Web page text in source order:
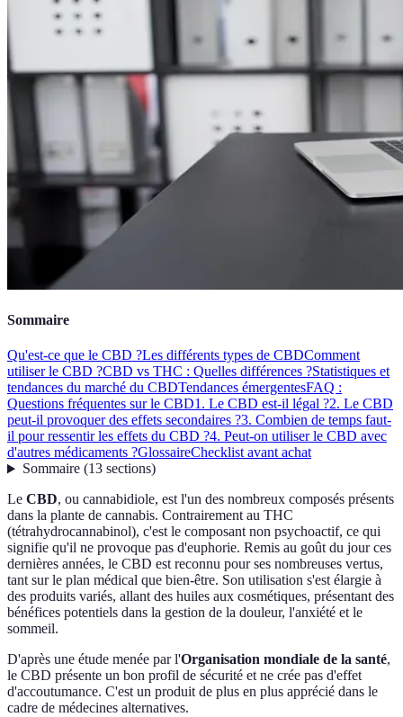
Sommaire
Qu'est-ce que le CBD ?Les différents types de CBDComment
utiliser le CBD ?CBD vs THC : Quelles différences ?Statistiques et
tendances du marché du CBDTendances émergentesFAQ :
Questions fréquentes sur le CBD1. Le CBD est-il légal ?2. Le CBD
peut-il provoquer des effets secondaires ?3. Combien de temps faut-
il pour ressentir les effets du CBD ?4. Peut-on utiliser le CBD avec
d'autres médicaments ?GlossaireChecklist avant achat
Sommaire(13 sections)
Le CBD, ou cannabidiole, est l'un des nombreux composés présents
dans la plante de cannabis. Contrairement au THC
(tétrahydrocannabinol), c'est le composant non psychoactif, ce qui
signifie qu'il ne provoque pas d'euphorie. Remis au goût du jour ces
dernières années, le CBD est reconnu pour ses nombreuses vertus,
tant sur le plan médical que bien-être. Son utilisation s'est élargie à
des produits variés, allant des huiles aux cosmétiques, présentant des
bénéfices potentiels dans la gestion de la douleur, l'anxiété et le
sommeil.
D'après une étude menée par l'Organisation mondiale de la santé,
le CBD présente un bon profil de sécurité et ne crée pas d'effet
d'accoutumance. C'est un produit de plus en plus apprécié dans le
cadre de médecines alternatives.